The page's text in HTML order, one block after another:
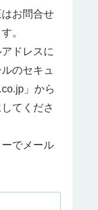
お問合せ
。
ドレスに
のセキュ
」から
てくださ
でメール